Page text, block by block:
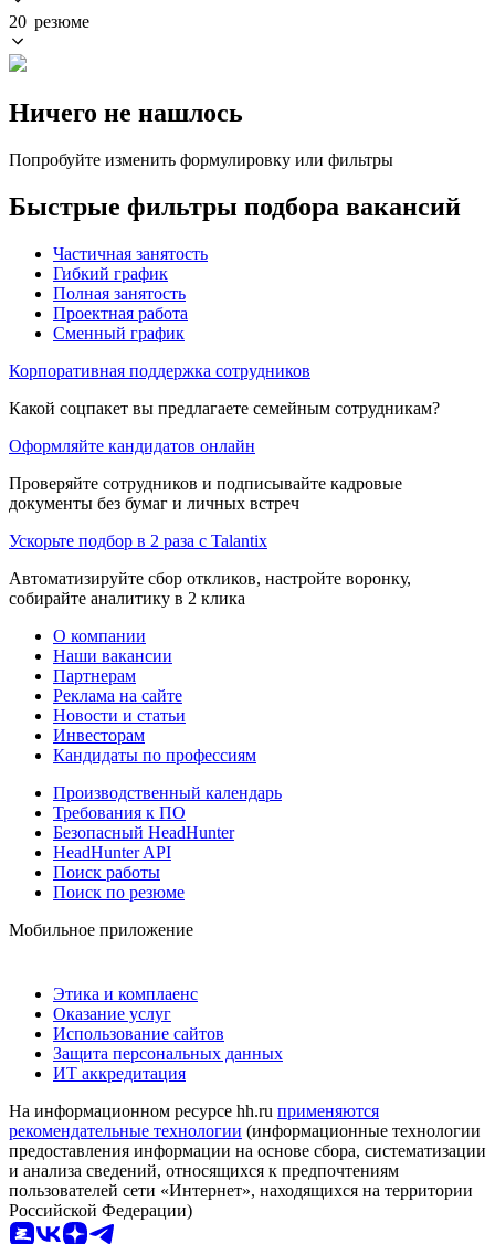
20 резюме
Ничего не нашлось
Попробуйте изменить формулировку или фильтры
Быстрые фильтры подбора вакансий
Частичная занятость
Гибкий график
Полная занятость
Проектная работа
Сменный график
Корпоративная поддержка сотрудников
Какой соцпакет вы предлагаете семейным сотрудникам?
Оформляйте кандидатов онлайн
Проверяйте сотрудников и подписывайте кадровые
документы без бумаг и личных встреч
Ускорьте подбор в 2 раза с Talantix
Автоматизируйте сбор откликов, настройте воронку,
собирайте аналитику в 2 клика
О компании
Наши вакансии
Партнерам
Реклама на сайте
Новости и статьи
Инвесторам
Кандидаты по профессиям
Производственный календарь
Требования к ПО
Безопасный HeadHunter
HeadHunter API
Поиск работы
Поиск по резюме
Мобильное приложение
Этика и комплаенс
Оказание услуг
Использование сайтов
Защита персональных данных
ИТ аккредитация
На информационном ресурсе hh.ru применяются
рекомендательные технологии (информационные технологии
предоставления информации на основе сбора, систематизации
и анализа сведений, относящихся к предпочтениям
пользователей сети «Интернет», находящихся на территории
Российской Федерации)